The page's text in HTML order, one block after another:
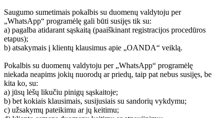
Saugumo sumetimais pokalbis su duomenų valdytoju per
„WhatsApp“ programėlę gali būti susijęs tik su:
a) pagalba atidarant sąskaitą (paaiškinant registracijos procedūros
etapus);
b) atsakymais į klientų klausimus apie „OANDA“ veiklą.
Pokalbis su duomenų valdytoju per „WhatsApp“ programėlę
niekada neapims jokių nuorodų ar priedų, taip pat nebus susijęs, be
kita ko, su:
a) jūsų lėšų likučiu pinigų sąskaitoje;
b) bet kokiais klausimais, susijusiais su sandorių vykdymu;
c) užsakymų pateikimu ar jų keitimu;